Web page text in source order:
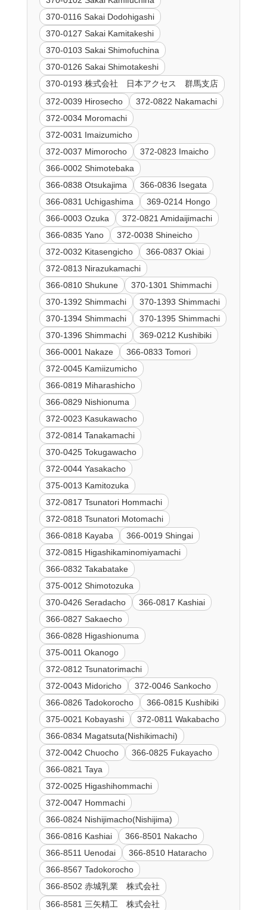
370-0116 Sakai Dodohigashi
370-0127 Sakai Kamitakeshi
370-0103 Sakai Shimofuchina
370-0126 Sakai Shimotakeshi
370-0193 株式会社 日本アクセス 群馬支店
372-0039 Hirosecho
372-0822 Nakamachi
372-0034 Moromachi
372-0031 Imaizumicho
372-0037 Mimorocho
372-0823 Imaicho
366-0002 Shimotebaka
366-0838 Otsukajima
366-0836 Isegata
366-0831 Uchigashima
369-0214 Hongo
366-0003 Ozuka
372-0821 Amidaijimachi
366-0835 Yano
372-0038 Shineicho
372-0032 Kitasengicho
366-0837 Okiai
372-0813 Nirazukamachi
366-0810 Shukune
370-1301 Shimmachi
370-1392 Shimmachi
370-1393 Shimmachi
370-1394 Shimmachi
370-1395 Shimmachi
370-1396 Shimmachi
369-0212 Kushibiki
366-0001 Nakaze
366-0833 Tomori
372-0045 Kamiizumicho
366-0819 Miharashicho
366-0829 Nishionuma
372-0023 Kasukawacho
372-0814 Tanakamachi
370-0425 Tokugawacho
372-0044 Yasakacho
375-0013 Kamitozuka
372-0817 Tsunatori Hommachi
372-0818 Tsunatori Motomachi
366-0818 Kayaba
366-0019 Shingai
372-0815 Higashikaminomiyamachi
366-0832 Takabatake
375-0012 Shimotozuka
370-0426 Seradacho
366-0817 Kashiai
366-0827 Sakaecho
366-0828 Higashionuma
375-0011 Okanogo
372-0812 Tsunatorimachi
372-0043 Midoricho
372-0046 Sankocho
366-0826 Tadokorocho
366-0815 Kushibiki
375-0021 Kobayashi
372-0811 Wakabacho
366-0834 Magatsuta(Nishikimachi)
372-0042 Chuocho
366-0825 Fukayacho
366-0821 Taya
372-0025 Higashihommachi
372-0047 Hommachi
366-0824 Nishijimacho(Nishijima)
366-0816 Kashiai
366-8501 Nakacho
366-8511 Uenodai
366-8510 Hataracho
366-8567 Tadokorocho
366-8502 赤城乳業 株式会社
366-8581 三矢精工 株式会社